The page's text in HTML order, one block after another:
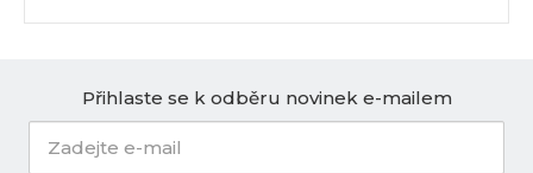
Přihlaste se k odběru novinek e-mailem